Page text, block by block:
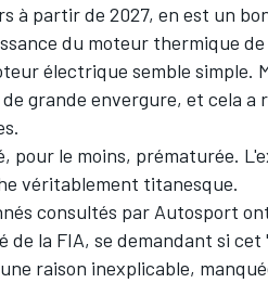
à partir de 2027, en est un
du moteur thermique
électrique semble simple.
grande envergure, et cela a
pour le moins, prématurée.
véritablement titanesque.
consultés par Autosport
la FIA, se demandant si
raison inexplicable,